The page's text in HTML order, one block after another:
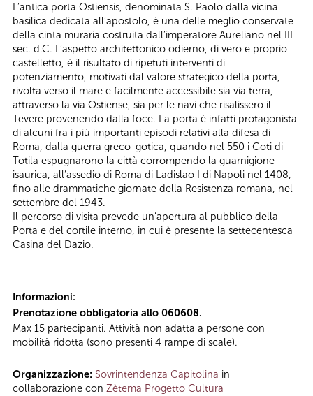
L’antica porta Ostiensis, denominata S. Paolo dalla vicina
basilica dedicata all’apostolo, è una delle meglio conservate
della cinta muraria costruita dall’imperatore Aureliano nel III
sec. d.C. L’aspetto architettonico odierno, di vero e proprio
castelletto, è il risultato di ripetuti interventi di
potenziamento, motivati dal valore strategico della porta,
rivolta verso il mare e facilmente accessibile sia via terra,
attraverso la via Ostiense, sia per le navi che risalissero il
Tevere provenendo dalla foce. La porta è infatti protagonista
di alcuni fra i più importanti episodi relativi alla difesa di
Roma, dalla guerra greco-gotica, quando nel 550 i Goti di
Totila espugnarono la città corrompendo la guarnigione
isaurica, all’assedio di Roma di Ladislao I di Napoli nel 1408,
fino alle drammatiche giornate della Resistenza romana, nel
settembre del 1943.
Il percorso di visita prevede un’apertura al pubblico della
Porta e del cortile interno, in cui è presente la settecentesca
Casina del Dazio.
Informazioni:
Prenotazione obbligatoria allo 060608.
Max 15 partecipanti. Attività non adatta a persone con
mobilità ridotta (sono presenti 4 rampe di scale).
Organizzazione: Sovrintendenza Capitolina in
collaborazione con Zètema Progetto Cultura